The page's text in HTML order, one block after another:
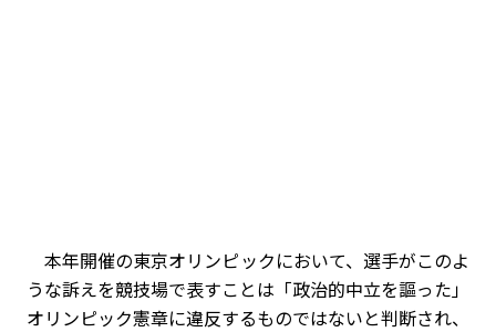
本年開催の東京オリンピックにおいて、選手がこのよ
うな訴えを競技場で表すことは「政治的中立を謳った」
オリンピック憲章に違反するものではないと判断され、